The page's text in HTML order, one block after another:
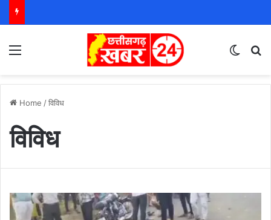
Home /विविध
विविध